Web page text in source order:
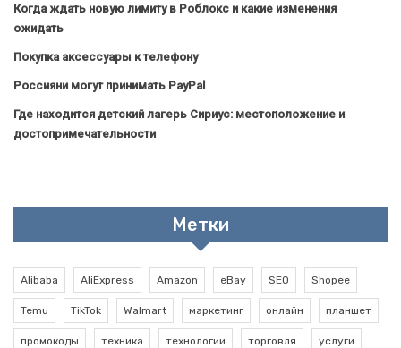
Когда ждать новую лимиту в Роблокс и какие изменения
ожидать
Покупка аксессуары к телефону
Россияни могут принимать PayPal
Где находится детский лагерь Сириус: местоположение и
достопримечательности
Метки
Alibaba AliExpress Amazon eBay SEO Shopee
Temu TikTok Walmart маркетинг онлайн планшет
промокоды техника технологии торговля услуги